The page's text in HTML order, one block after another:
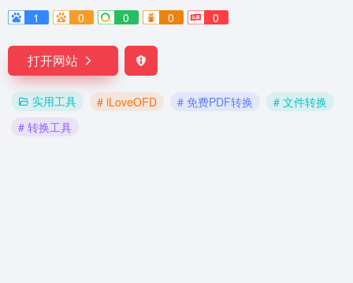
1
0 0 0 0
打开网站
实用工具 # iLoveOFD # 免费PDF转换
# 文件转换
# 转换工具